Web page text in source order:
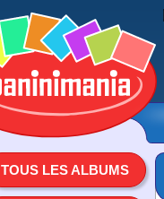
TOUS LES ALBUMS